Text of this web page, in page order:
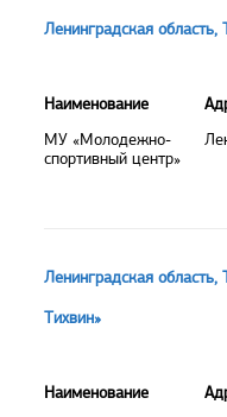
Ленинградская
Наименование
МУ «Молодежно-
спортивный центр»
Ленинградская
Тихвин»
Наименование